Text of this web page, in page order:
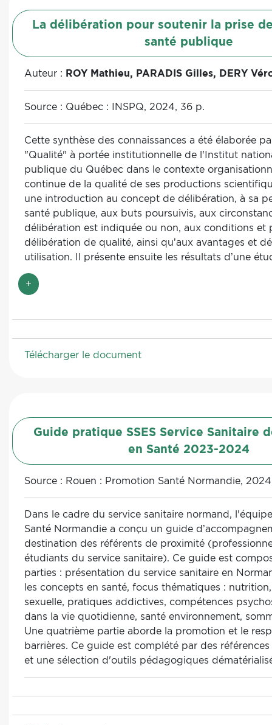
La délibération pour soutenir la prise
santé publique
Auteur : ROY Mathieu, PARADIS Gilles, DERY
Source : Québec : INSPQ, 2024, 36 p.
Cette synthèse des connaissances a été élaborée
"Qualité" à portée institutionnelle de l'Institut
publique du Québec dans le contexte
continue de la qualité de ses productions
une introduction au concept de délibération, à sa
santé publique, aux buts poursuivis, aux
délibération est indiquée ou non, aux conditions et
délibération de qualité, ainsi qu’aux avantages et
utilisation. Il présente ensuite les résultats d’une
visant à identifier des méthodes et outils
comité d’experts ou en groupe de travail pour
+
Télécharger le document
Guide pratique SSES Service Sanitaire
en Santé 2023-2024
Source : Rouen : Promotion Santé Normandie,
Dans le cadre du service sanitaire normand,
Santé Normandie a conçu un guide
destination des référents de proximité
étudiants du service sanitaire). Ce guide est
parties : présentation du service sanitaire en
les concepts en santé, focus thématiques :
sexuelle, pratiques addictives, compétences
dans la vie quotidienne, santé environnement,
Une quatrième partie aborde la promotion et le
barrières. Ce guide est complété par des
et une sélection d'outils pédagogiques